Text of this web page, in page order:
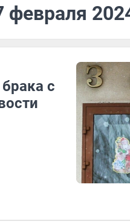
февраля
с